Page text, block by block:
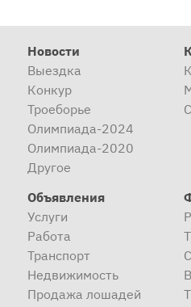
Новости
Выездка
Конкур
Троеборье
Олимпиада-2024
Олимпиада-2020
Другое
Объявления
Услуги
Работа
Транспорт
Недвижимость
Продажа лошадей